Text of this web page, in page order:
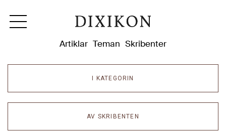
Artiklar Teman Skribenter
I KATEGORIN
AV SKRIBENTEN